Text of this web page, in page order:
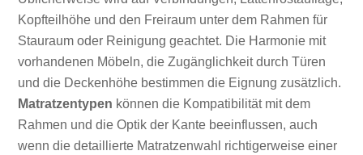
Kopfteilhöhe und den Freiraum unter dem Rahmen für
Stauraum oder Reinigung geachtet. Die Harmonie mit
vorhandenen Möbeln, die Zugänglichkeit durch Türen
und die Deckenhöhe bestimmen die Eignung zusätzlich.
Matratzentypen können die Kompatibilität mit dem
Rahmen und die Optik der Kante beeinflussen, auch
wenn die detaillierte Matratzenwahl richtigerweise einer